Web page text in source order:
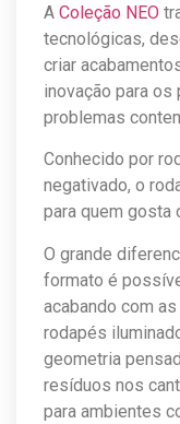
A Coleção NEO
tecnológicas,
criar
inovação para
problemas
Conhecido por
negativado, o
para quem gosta
O grande
formato é
acabando com
rodapés
geometria
resíduos nos
para ambientes